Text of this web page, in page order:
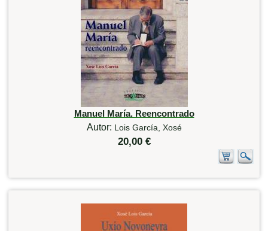
Manuel María. Reencontrado
Autor: Lois García, Xosé
20,00 €